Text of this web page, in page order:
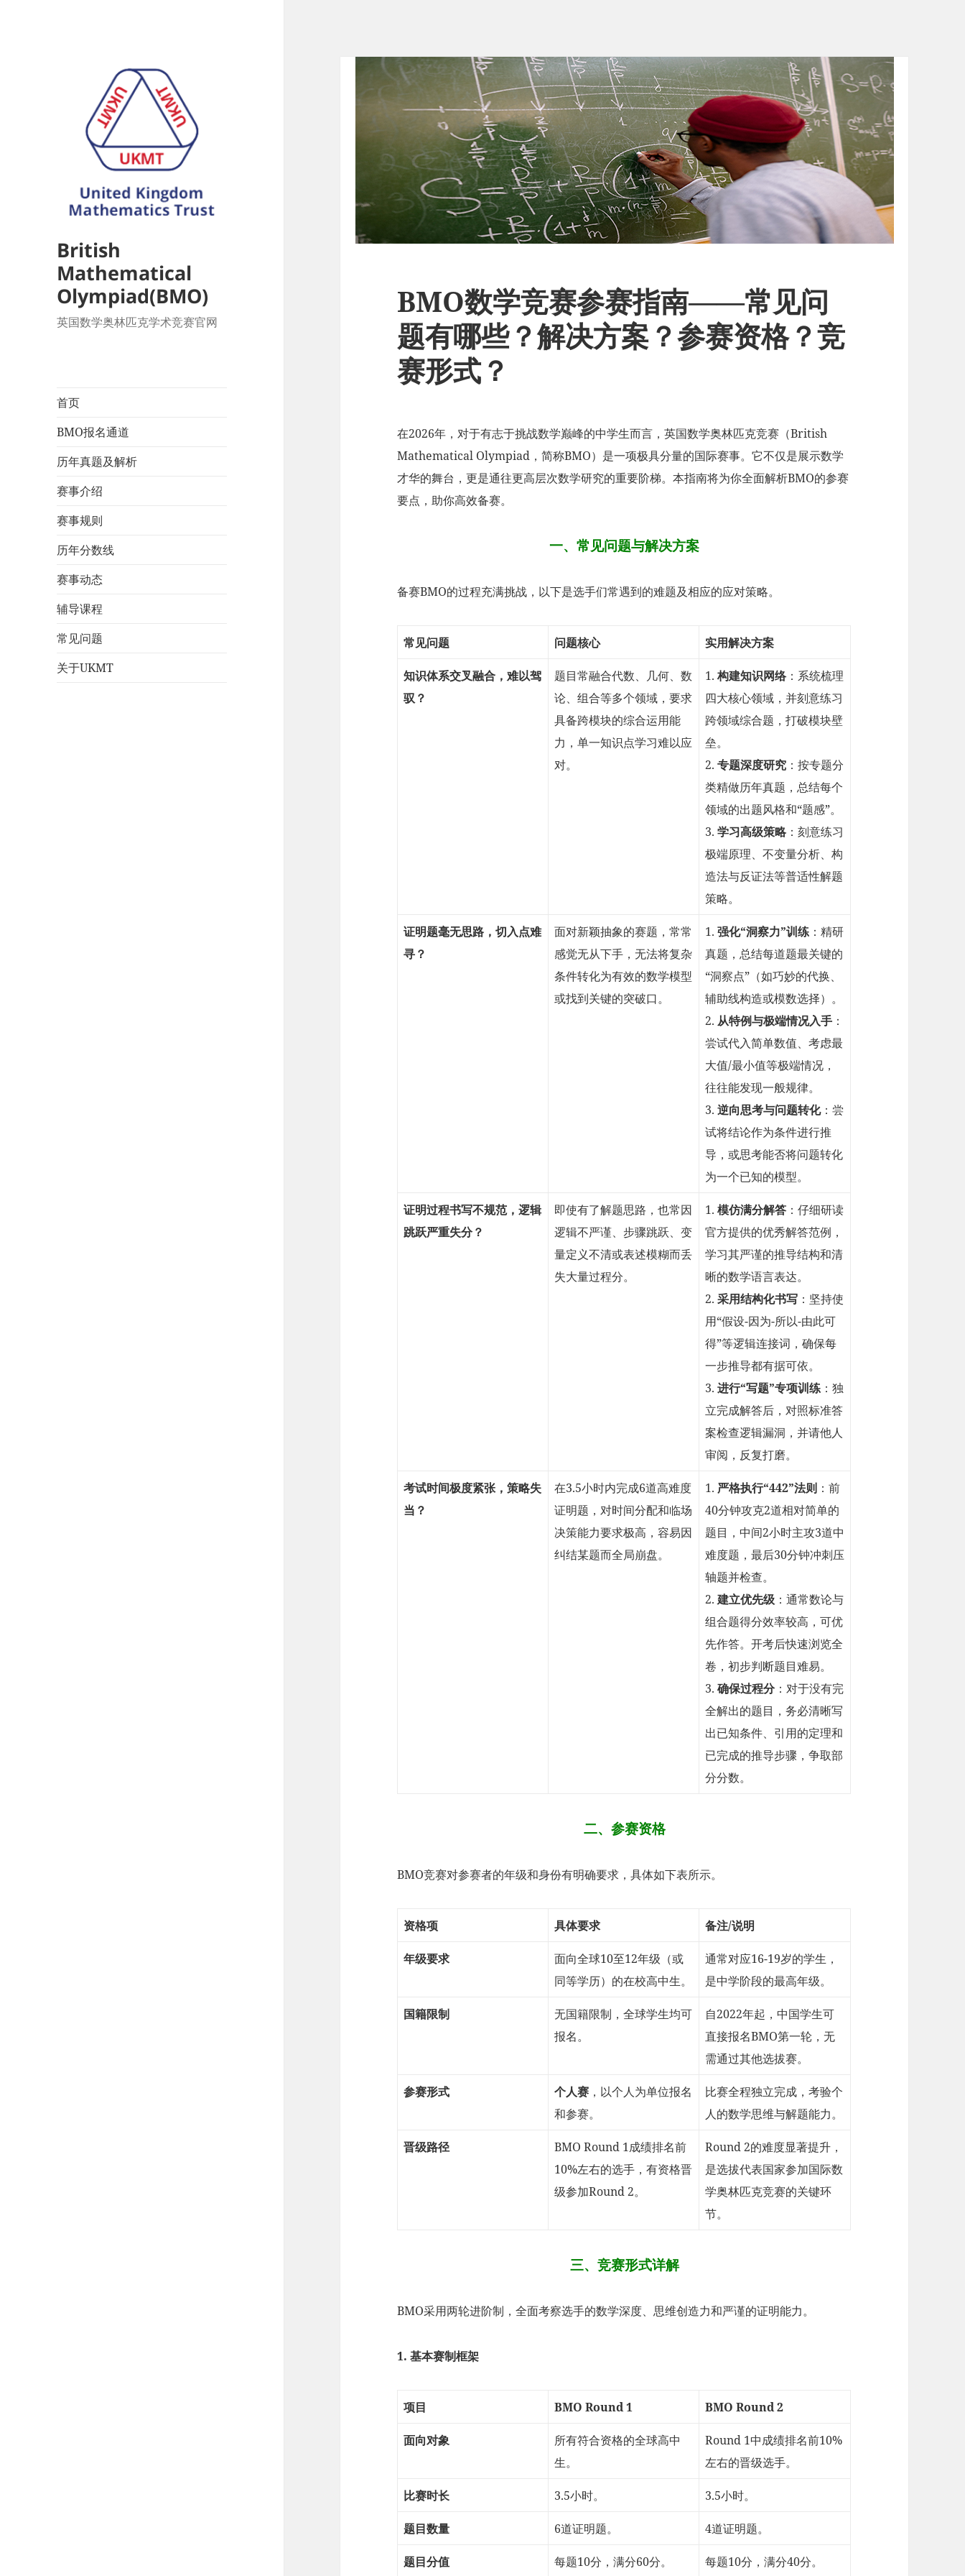
British
Mathematical
Olympiad(BMO)
英国数学奥林匹克学术竞赛官网
首页
BMO报名通道
历年真题及解析
赛事介绍
赛事规则
历年分数线
赛事动态
辅导课程
常见问题
关于UKMT
BMO数学竞赛参赛指南——常见问
题有哪些？解决方案？参赛资格？竞
赛形式？
在2026年，对于有志于挑战数学巅峰的中学生而言，英国数学奥林匹克竞赛（British
Mathematical Olympiad，简称BMO）是一项极具分量的国际赛事。它不仅是展示数学
才华的舞台，更是通往更高层次数学研究的重要阶梯。本指南将为你全面解析BMO的参赛
要点，助你高效备赛。
一、常见问题与解决方案
备赛BMO的过程充满挑战，以下是选手们常遇到的难题及相应的应对策略。
常见问题 问题核心 实用解决方案
知识体系交叉融合，难以驾
驭？
题目常融合代数、几何、数
论、组合等多个领域，要求
具备跨模块的综合运用能
力，单一知识点学习难以应
对。
1. 构建知识网络：系统梳理
四大核心领域，并刻意练习
跨领域综合题，打破模块壁
垒。
2. 专题深度研究：按专题分
类精做历年真题，总结每个
领域的出题风格和“题感”。
3. 学习高级策略：刻意练习
极端原理、不变量分析、构
造法与反证法等普适性解题
策略。
证明题毫无思路，切入点难
寻？
面对新颖抽象的赛题，常常
感觉无从下手，无法将复杂
条件转化为有效的数学模型
或找到关键的突破口。
1. 强化“洞察力”训练：精研
真题，总结每道题最关键的
“洞察点”（如巧妙的代换、
辅助线构造或模数选择）。
2. 从特例与极端情况入手：
尝试代入简单数值、考虑最
大值/最小值等极端情况，
往往能发现一般规律。
3. 逆向思考与问题转化：尝
试将结论作为条件进行推
导，或思考能否将问题转化
为一个已知的模型。
证明过程书写不规范，逻辑
跳跃严重失分？
即使有了解题思路，也常因
逻辑不严谨、步骤跳跃、变
量定义不清或表述模糊而丢
失大量过程分。
1. 模仿满分解答：仔细研读
官方提供的优秀解答范例，
学习其严谨的推导结构和清
晰的数学语言表达。
2. 采用结构化书写：坚持使
用“假设-因为-所以-由此可
得”等逻辑连接词，确保每
一步推导都有据可依。
3. 进行“写题”专项训练：独
立完成解答后，对照标准答
案检查逻辑漏洞，并请他人
审阅，反复打磨。
考试时间极度紧张，策略失
当？
在3.5小时内完成6道高难度
证明题，对时间分配和临场
决策能力要求极高，容易因
纠结某题而全局崩盘。
1. 严格执行“442”法则：前
40分钟攻克2道相对简单的
题目，中间2小时主攻3道中
难度题，最后30分钟冲刺压
轴题并检查。
2. 建立优先级：通常数论与
组合题得分效率较高，可优
先作答。开考后快速浏览全
卷，初步判断题目难易。
3. 确保过程分：对于没有完
全解出的题目，务必清晰写
出已知条件、引用的定理和
已完成的推导步骤，争取部
分分数。
二、参赛资格
BMO竞赛对参赛者的年级和身份有明确要求，具体如下表所示。
资格项 具体要求 备注/说明
年级要求
面向全球10至12年级（或
同等学历）的在校高中生。
通常对应16-19岁的学生，
是中学阶段的最高年级。
国籍限制
无国籍限制，全球学生均可
报名。
自2022年起，中国学生可
直接报名BMO第一轮，无
需通过其他选拔赛。
参赛形式 个人赛，以个人为单位报名
和参赛。
比赛全程独立完成，考验个
人的数学思维与解题能力。
晋级路径
BMO Round 1成绩排名前
10%左右的选手，有资格晋
级参加Round 2。
Round 2的难度显著提升，
是选拔代表国家参加国际数
学奥林匹克竞赛的关键环
节。
三、竞赛形式详解
BMO采用两轮进阶制，全面考察选手的数学深度、思维创造力和严谨的证明能力。
1. 基本赛制框架
项目 BMO Round 1 BMO Round 2
面向对象
所有符合资格的全球高中
生。
Round 1中成绩排名前10%
左右的晋级选手。
比赛时长 3.5小时。 3.5小时。
题目数量 6道证明题。 4道证明题。
题目分值 每题10分，满分60分。 每题10分，满分40分。